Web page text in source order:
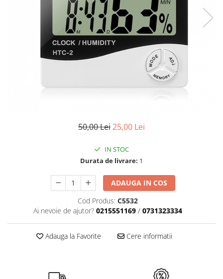
50,00 Lei25,00 Lei
IN STOC
Durata de livrare: 1
ADAUGA IN COS
Cod Produs: C5532
Ai nevoie de ajutor? 0215551169 / 0731323334
Adauga la Favorite Cere informatii